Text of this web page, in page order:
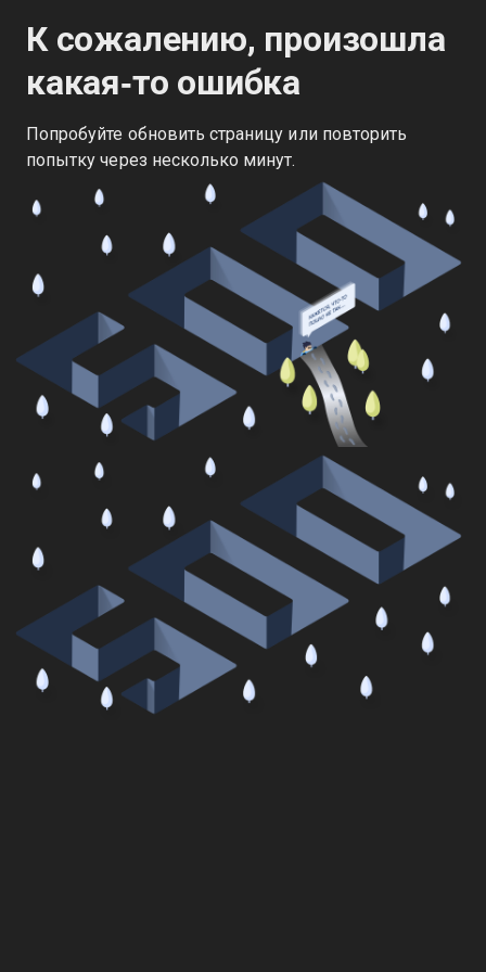
К сожалению, произошла
какая‑то ошибка
Попробуйте обновить страницу или повторить
попытку через несколько минут.